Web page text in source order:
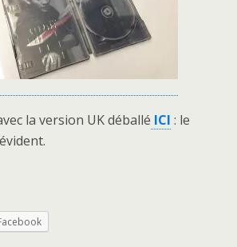
la version UK déballé ICI : le